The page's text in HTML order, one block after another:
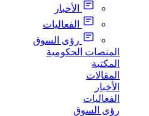
الأخبار
الفعاليات
رؤى السوق
المنصات الحكومية
المكتبة
المقالات
الأخبار
الفعاليات
رؤى السوق